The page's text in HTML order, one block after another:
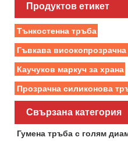
Продуктов етикет
Тънкостенна тръба
Гъвкава
Каучуков маркуч за храна
Прозрачна силиконова
Свързана категория
Гумена тръба с голям